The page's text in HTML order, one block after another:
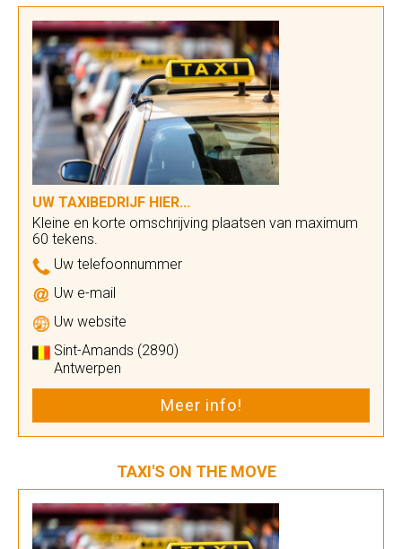
UW TAXIBEDRIJF HIER...
Kleine en korte omschrijving plaatsen van maximum
60 tekens.
Uw telefoonnummer
Uw e-mail
Uw website
Sint-Amands (2890)
Antwerpen
Meer info!
TAXI'S ON THE MOVE